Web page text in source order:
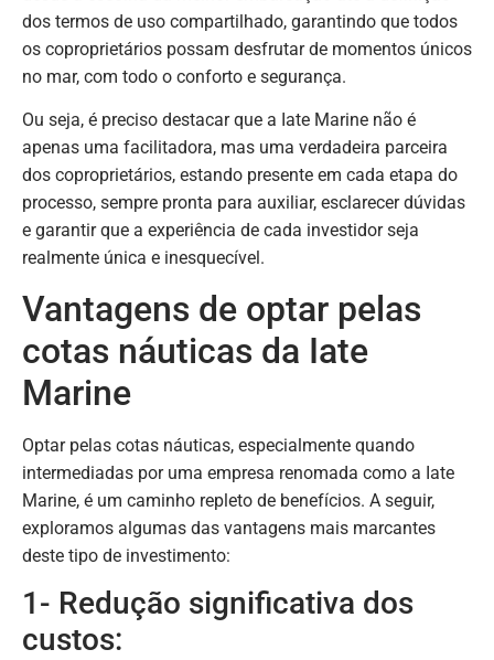
dos termos de uso compartilhado, garantindo que todos
os coproprietários possam desfrutar de momentos únicos
no mar, com todo o conforto e segurança.
Ou seja, é preciso destacar que a Iate Marine não é
apenas uma facilitadora, mas uma verdadeira parceira
dos coproprietários, estando presente em cada etapa do
processo, sempre pronta para auxiliar, esclarecer dúvidas
e garantir que a experiência de cada investidor seja
realmente única e inesquecível.
Vantagens de optar pelas
cotas náuticas da Iate
Marine
Optar pelas cotas náuticas, especialmente quando
intermediadas por uma empresa renomada como a Iate
Marine, é um caminho repleto de benefícios. A seguir,
exploramos algumas das vantagens mais marcantes
deste tipo de investimento:
1- Redução significativa dos
custos: